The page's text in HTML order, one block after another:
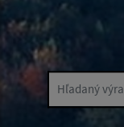
Hľadaný výraz...